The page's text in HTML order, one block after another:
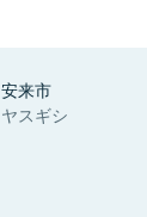
安来市
ヤスギシ